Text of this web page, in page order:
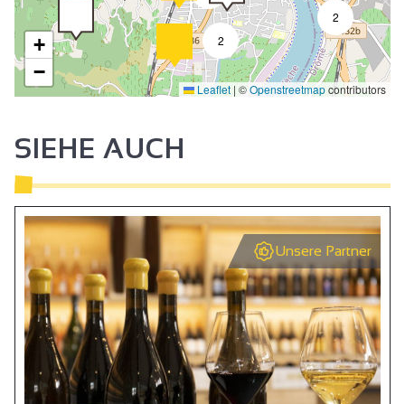
2
2
+
−
Leaflet | ©Openstreetmapcontributors
SIEHE AUCH
Unsere Partner